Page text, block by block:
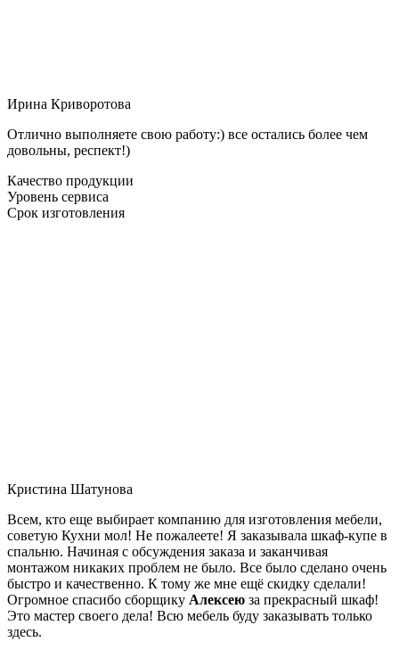
Ирина Криворотова
Отлично выполняете свою работу:) все остались более чем
довольны, респект!)
Качество продукции
Уровень сервиса
Срок изготовления
Кристина Шатунова
Всем, кто еще выбирает компанию для изготовления мебели,
советую Кухни мол! Не пожалеете! Я заказывала шкаф-купе в
спальню. Начиная с обсуждения заказа и заканчивая
монтажом никаких проблем не было. Все было сделано очень
быстро и качественно. К тому же мне ещё скидку сделали!
Огромное спасибо сборщику Алексею за прекрасный шкаф!
Это мастер своего дела! Всю мебель буду заказывать только
здесь.